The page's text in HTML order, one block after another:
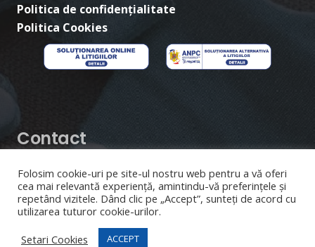
Politica de confidențialitate
Politica Cookies
Contact
CUI:29848620
surasulalbastru@gmail.com
Folosim cookie-uri pe site-ul nostru web pentru a vă oferi
cea mai relevantă experiență, amintindu-vă preferințele și
repetând vizitele. Dând clic pe „Accept”, sunteți de acord cu
utilizarea tuturor cookie-urilor.
Setari Cookies
ACCEPT